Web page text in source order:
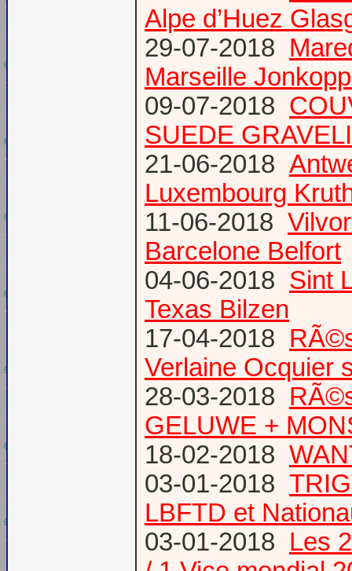
Alpe d’Huez
29-07-2018
Marseille
09-07-2018
SUEDE
21-06-2018
Luxembourg
11-06-2018
Barcelone Belfort
04-06-2018 Sint
Texas Bilzen
17-04-2018
Verlaine Ocquier
28-03-2018
GELUWE +
18-02-2018
03-01-2018
LBFTD et
03-01-2018 Les